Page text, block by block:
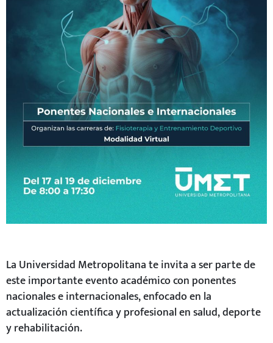
La Universidad Metropolitana te invita a ser parte de
este importante evento académico con ponentes
nacionales e internacionales, enfocado en la
actualización científica y profesional en salud, deporte
y rehabilitación.